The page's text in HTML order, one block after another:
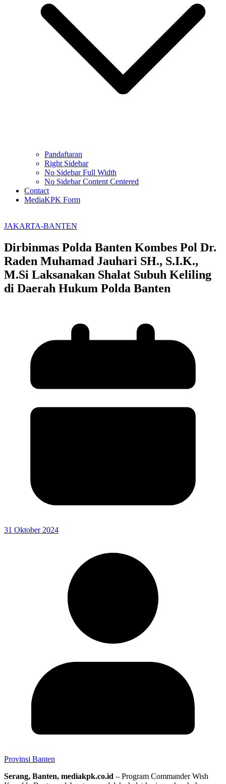
Pandaftaran
Right Sidebar
No Sidebar Full Width
No Sidebar Content Centered
Contact
MediaKPK Form
JAKARTA-BANTEN
Dirbinmas Polda Banten Kombes Pol Dr.
Raden Muhamad Jauhari SH., S.I.K.,
M.Si Laksanakan Shalat Subuh Keliling
di Daerah Hukum Polda Banten
31 Oktober 2024
Provinsi Banten
Serang, Banten, mediakpk.co.id – Program Commander Wish